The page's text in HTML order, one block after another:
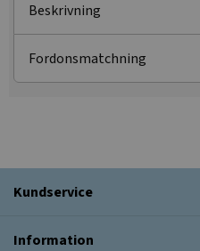
Beskrivning
Fordonsmatchning
Kundservice
Information